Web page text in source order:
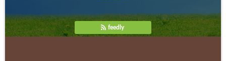
feedly